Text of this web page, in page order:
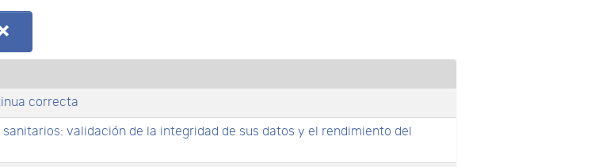
correcta
validación de la integridad de sus datos y el rendimiento del